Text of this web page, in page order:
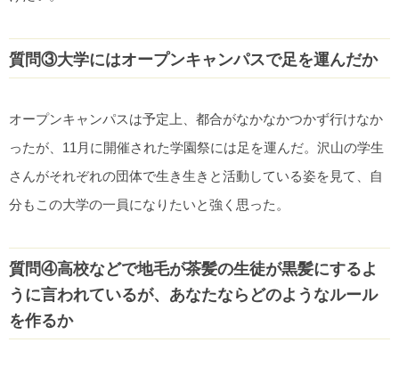
質問③大学にはオープンキャンパスで足を運んだか
オープンキャンパスは予定上、都合がなかなかつかず行けなか
ったが、11月に開催された学園祭には足を運んだ。沢山の学生
さんがそれぞれの団体で生き生きと活動している姿を見て、自
分もこの大学の一員になりたいと強く思った。
質問④高校などで地毛が茶髪の生徒が黒髪にするよ
うに言われているが、あなたならどのようなルール
を作るか